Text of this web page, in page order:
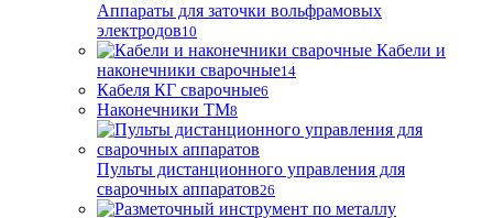
Аппараты для заточки вольфрамовых
электродов10
Кабели и
наконечники сварочные14
Кабеля КГ сварочные6
Наконечники ТМ8
Пульты дистанционного управления для
сварочных аппаратов26